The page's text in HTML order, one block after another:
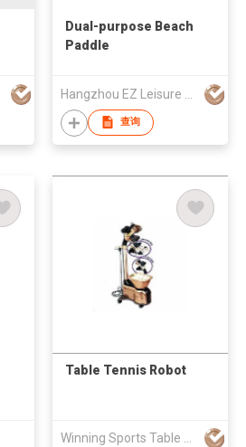
Dual-purpose Beach
Paddle
查询
Table Tennis Robot
Winning Sports Table Tennis Ltd